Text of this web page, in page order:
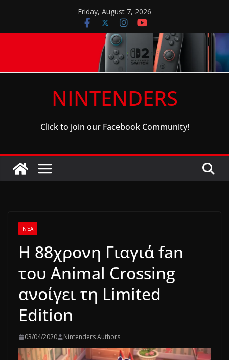
content
Friday, August 7, 2026
NINTENDERS
Click to join our Facebook Community!
ΝΈΑ
Η 88χρονη Γιαγιά fan
του Animal Crossing
ανοίγει τη Limited
Edition
03/04/2020 Nintenders Authors